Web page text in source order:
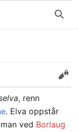
Søk
Rediger
, renn
. Elva oppstår
ved Borlaug